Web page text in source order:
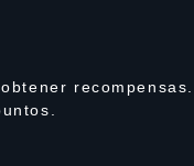
recompensas.